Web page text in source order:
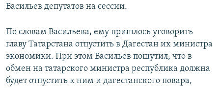
Васильев депутатов на сессии.
По словам Васильева, ему пришлось уговорить
главу Татарстана отпустить в Дагестан их министра
экономики. При этом Васильев пошутил, что в
обмен на татарского министра республика должна
будет отпустить к ним и дагестанского повара,